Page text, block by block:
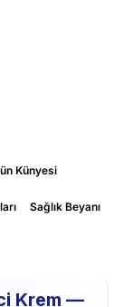
Künyesi
Sağlık Beyanı
Krem —